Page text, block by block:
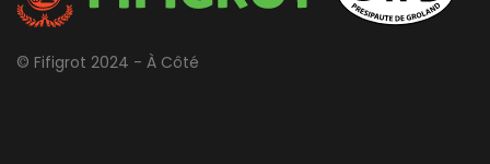
© Fifigrot 2024 - À Côté